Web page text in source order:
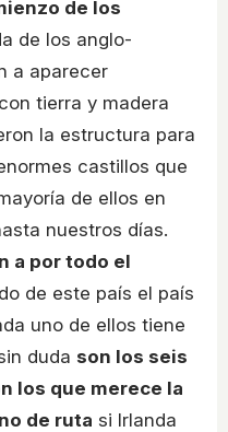
de los
de los anglo-
a aparecer
tierra y madera
la estructura para
castillos que
de ellos en
nuestros días.
a por todo el
de este país el país
uno de ellos tiene
duda son los seis
los que merece la
de ruta si Irlanda